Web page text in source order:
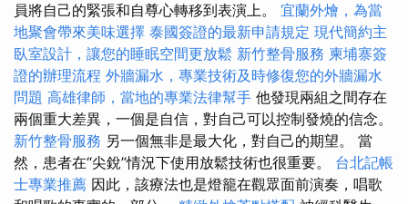
員將自己的緊張和自尊心轉移到表演上。 宜蘭外燴，為當
地聚會帶來美味選擇 泰國簽證的最新申請規定 現代簡約主
臥室設計，讓您的睡眠空間更放鬆 新竹整骨服務 柬埔寨簽
證的辦理流程 外牆漏水，專業技術及時修復您的外牆漏水
問題 高雄律師，當地的專業法律幫手 他發現兩組之間存在
兩個重大差異，一個是自信，對自己可以控制發燒的信念。
新竹整骨服務 另一個無非是最大化，對自己的期望。 當
然，患者在“尖銳”情況下使用放鬆技術也很重要。 台北記帳
士專業推薦 因此，該療法也是燈籠在觀眾面前演奏，唱歌